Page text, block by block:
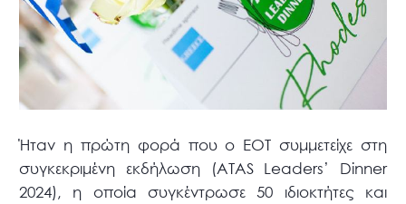
Ήταν η πρώτη φορά που ο ΕΟΤ συμμετείχε στη
συγκεκριμένη εκδήλωση (ATAS Leaders’ Dinner
2024), η οποία συγκέντρωσε 50 ιδιοκτήτες και